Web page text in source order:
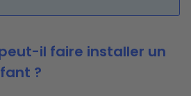
il faire installer un
?